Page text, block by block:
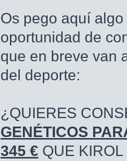
Os pego aquí
oportunidad de
que en breve van
del deporte:
¿QUIERES
GENÉTICOS
345 € QUE